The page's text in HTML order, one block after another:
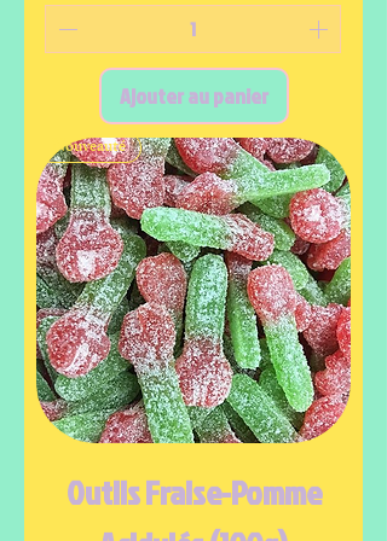
Ajouter au panier
Nouveauté
Outils Fraise-Pomme